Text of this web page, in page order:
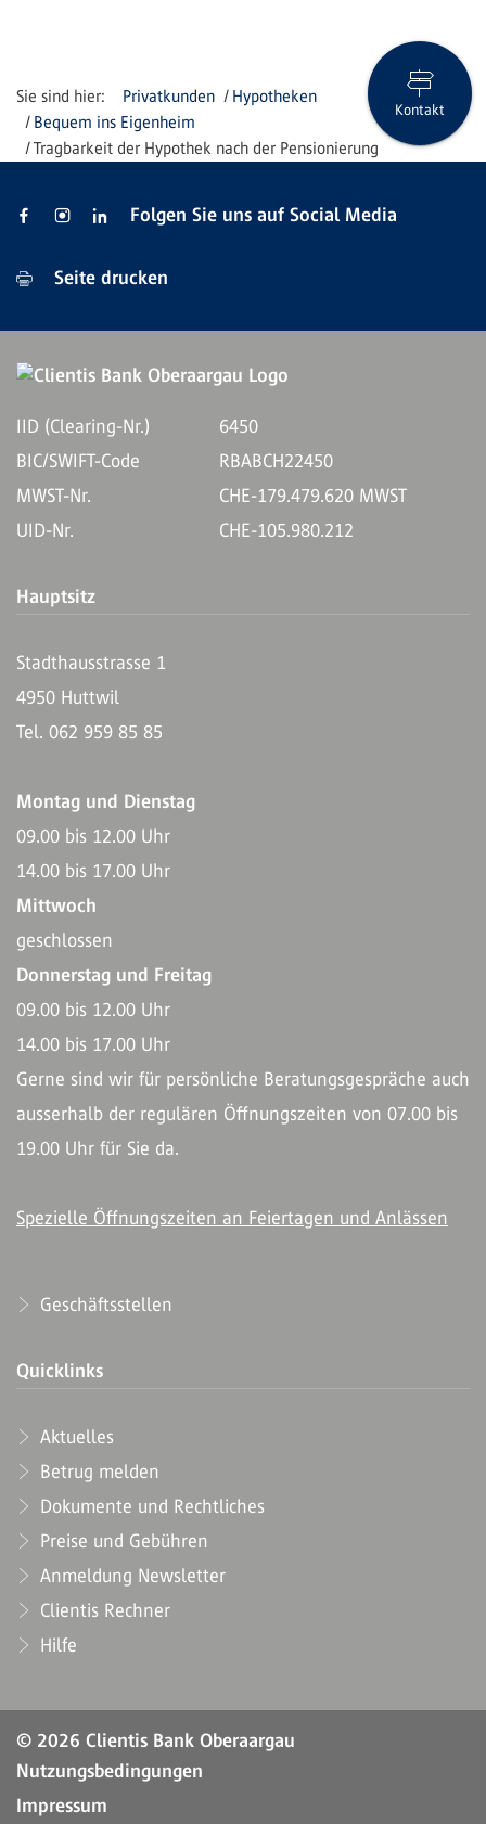
Privatkunden
Hypotheken
Bequem ins Eigenheim
Tragbarkeit der Hypothek nach der Pensionierung
Kontakt
Folgen Sie uns auf Social Media
Seite drucken
IID (Clearing-Nr.)
6450
BIC/SWIFT-Code
RBABCH22450
MWST-Nr.
CHE-179.479.620 MWST
UID-Nr.
CHE-105.980.212
Hauptsitz
Stadthausstrasse 1
4950 Huttwil
Tel. 062 959 85 85
Montag und Dienstag
09.00 bis 12.00 Uhr
14.00 bis 17.00 Uhr
Mittwoch
geschlossen
Donnerstag und Freitag
09.00 bis 12.00 Uhr
14.00 bis 17.00 Uhr
Gerne sind wir für persönliche Beratungsgespräche auch
ausserhalb der regulären Öffnungszeiten von 07.00 bis
19.00 Uhr für Sie da.
Spezielle Öffnungszeiten an Feiertagen und Anlässen
Geschäftsstellen
Quicklinks
Aktuelles
Betrug melden
Dokumente und Rechtliches
Preise und Gebühren
Anmeldung Newsletter
Clientis Rechner
Hilfe
© 2026 Clientis Bank Oberaargau
Nutzungsbedingungen
Impressum